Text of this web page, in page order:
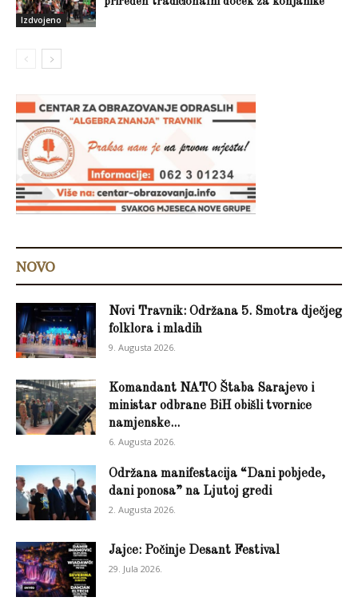
Izdvojeno
NOVO
Novi Travnik: Održana 5. Smotra dječjeg
folklora i mladih
9. Augusta 2026.
Komandant NATO Štaba Sarajevo i
ministar odbrane BiH obišli tvornice
namjenske...
6. Augusta 2026.
Održana manifestacija “Dani pobjede,
dani ponosa” na Ljutoj gredi
2. Augusta 2026.
Jajce: Počinje Desant Festival
29. Jula 2026.